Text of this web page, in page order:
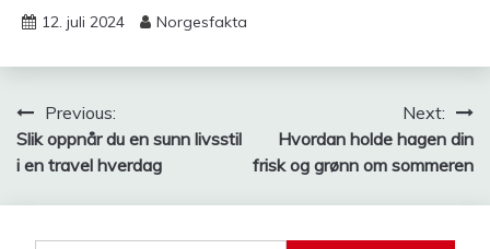
12. juli 2024 Norgesfakta
Innleggsnavigasjon
Previous:
Slik oppnår du en sunn livsstil
i en travel hverdag
Next:
Hvordan holde hagen din
frisk og grønn om sommeren